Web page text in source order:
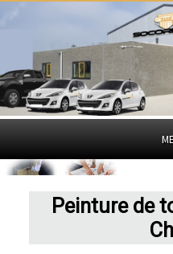
Peinture de